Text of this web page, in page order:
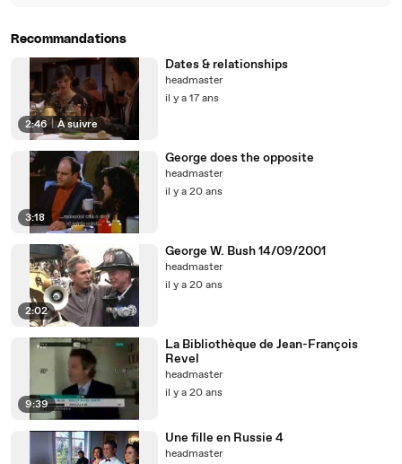
Recommandations
2:46 | À suivre
Dates & relationships
headmaster
il y a 17 ans
3:18
George does the opposite
headmaster
il y a 20 ans
2:02
George W. Bush 14/09/2001
headmaster
il y a 20 ans
9:39
La Bibliothèque de Jean-François
Revel
headmaster
il y a 20 ans
Une fille en Russie 4
headmaster